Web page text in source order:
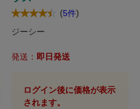
(5件)
ジーシー
発送： 即日発送
ログイン後に価格が表示
されます。